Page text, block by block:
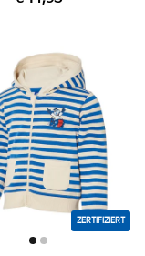
ZERTIFIZIERT